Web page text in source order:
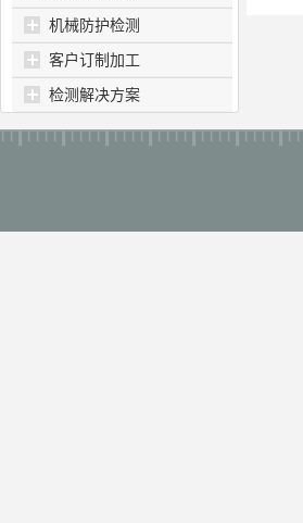
机械防护检测
客户订制加工
检测解决方案